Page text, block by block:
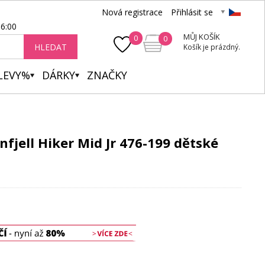
Nová registrace Přihlásit se
0 0 MŮJ KOŠÍK
Košík je prázdný.
HLEDAT
DÁRKY ZNAČKY
Hiker Mid Jr 476-199 dětské